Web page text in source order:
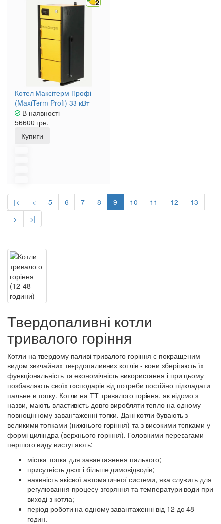
2
Котел Максітерм Профі
(MaxiTerm Profi) 33 кВт
В наявності
56600 грн.
Купити
|< < 5 6 7 8 9 10 11 12
13
>
>|
Твердопаливні котли
тривалого горіння
Котли на твердому паливі тривалого горіння є покращеним
видом звичайних твердопаливних котлів - вони зберігають їх
функціональність та економічність використання і при цьому
позбавляють своїх господарів від потреби постійно підкладати
пальне в топку. Котли на ТТ тривалого горіння, як відомо з
назви, мають властивість довго виробляти тепло на одному
повноцінному завантаженні топки. Дані котли бувають з
великими топками (нижнього горіння) та з високими топками у
формі циліндра (верхнього горіння). Головними перевагами
першого виду виступають:
містка топка для завантаження пального;
присутність двох і більше димовідводів;
наявність якісної автоматичної системи, яка служить для
регулювання процесу згоряння та температури води при
виході з котла;
період роботи на одному завантаженні від 12 до 48
годин.